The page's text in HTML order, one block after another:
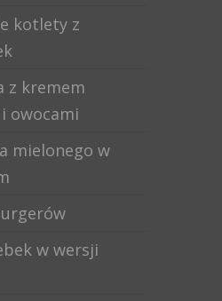
kotlety z
z kremem
owocami
mielonego w
w wersji